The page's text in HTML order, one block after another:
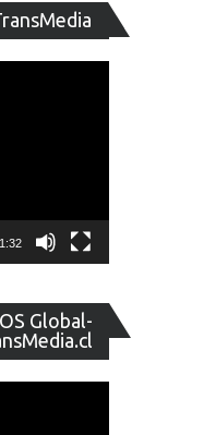
de
vídeo
Global-
de
vídeo